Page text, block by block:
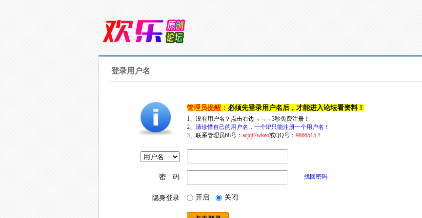
登录用户名
管理员提醒： 必须先登录用户名后，才能进入论坛看资料！
1、没有用户名？点击右边→→→3秒免费注册！
2、 请珍惜自己的用户名，一个IP只能注册一个用户名！
3、联系管理员68号： acjqf7wkao或QQ号： 9866515！
密 码 找回密码
隐身登录 开启 关闭